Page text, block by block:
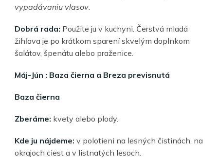
vypadávaniu vlasov.
Dobrá rada: Použite ju v kuchyni. Čerstvá mladá
žihľava je po krátkom sparení skvelým doplnkom
šalátov, špenátu alebo praženice.
Máj-Jún : Baza čierna a Breza previsnutá
Baza čierna
Zberáme: kvety alebo plody.
Kde ju nájdeme: v polotieni na lesných čistinách, na
okrajoch ciest a v listnatých lesoch.